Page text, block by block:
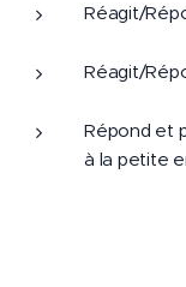
Réagit/
Réagit/
Répond et
à la petite